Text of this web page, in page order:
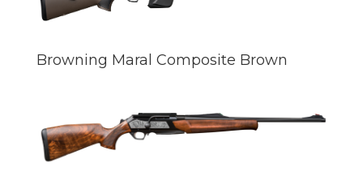
Browning Maral Composite Brown